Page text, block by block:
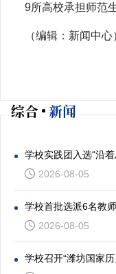
9所高校承担师范
（编辑：新闻中心
综合 新闻
2026-08-05
学校首批选派6名教
2026-08-05
学校召开“潍坊国家